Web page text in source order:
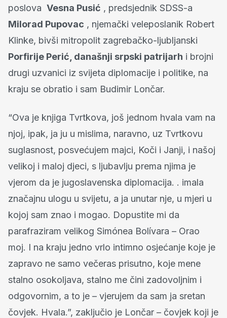
poslova Vesna Pusić , predsjednik SDSS-a
Milorad Pupovac , njemački veleposlanik Robert
Klinke, bivši mitropolit zagrebačko-ljubljanski
Porfirije Perić, današnji srpski patrijarh i brojni
drugi uzvanici iz svijeta diplomacije i politike, na
kraju se obratio i sam Budimir Lončar.
“Ova je knjiga Tvrtkova, još jednom hvala vam na
njoj, ipak, ja ju u mislima, naravno, uz Tvrtkovu
suglasnost, posvećujem majci, Koči i Janji, i našoj
velikoj i maloj djeci, s ljubavlju prema njima je
vjerom da je jugoslavenska diplomacija. . imala
značajnu ulogu u svijetu, a ja unutar nje, u mjeri u
kojoj sam znao i mogao. Dopustite mi da
parafraziram velikog Simónea Bolívara – Orao
moj. I na kraju jedno vrlo intimno osjećanje koje je
zapravo ne samo večeras prisutno, koje mene
stalno osokoljava, stalno me čini zadovoljnim i
odgovornim, a to je – vjerujem da sam ja sretan
čovjek. Hvala.”, zaključio je Lončar – čovjek koji je